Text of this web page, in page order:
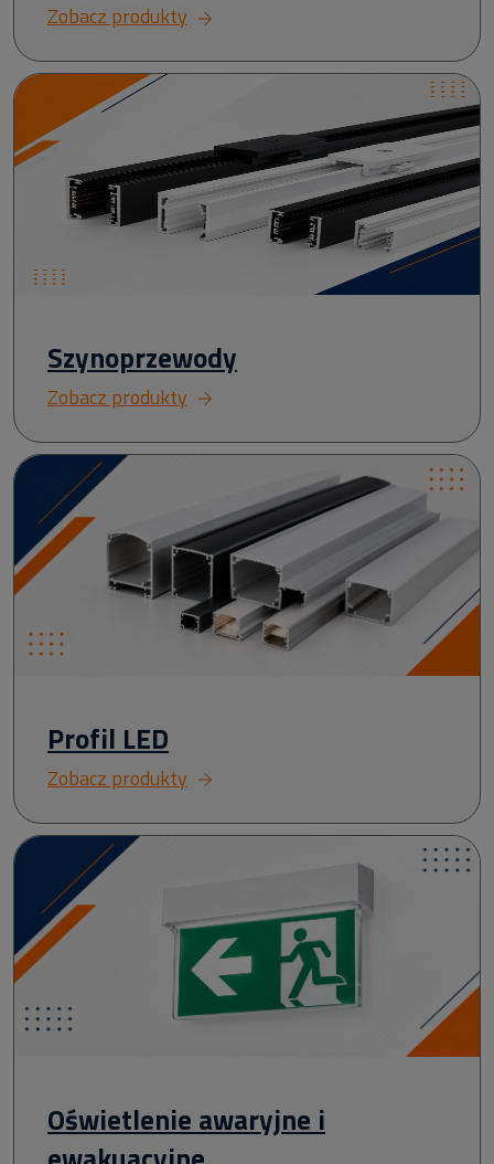
Zobacz produkty
Szynoprzewody
Zobacz produkty
Profil LED
Zobacz produkty
Oświetlenie awaryjne i